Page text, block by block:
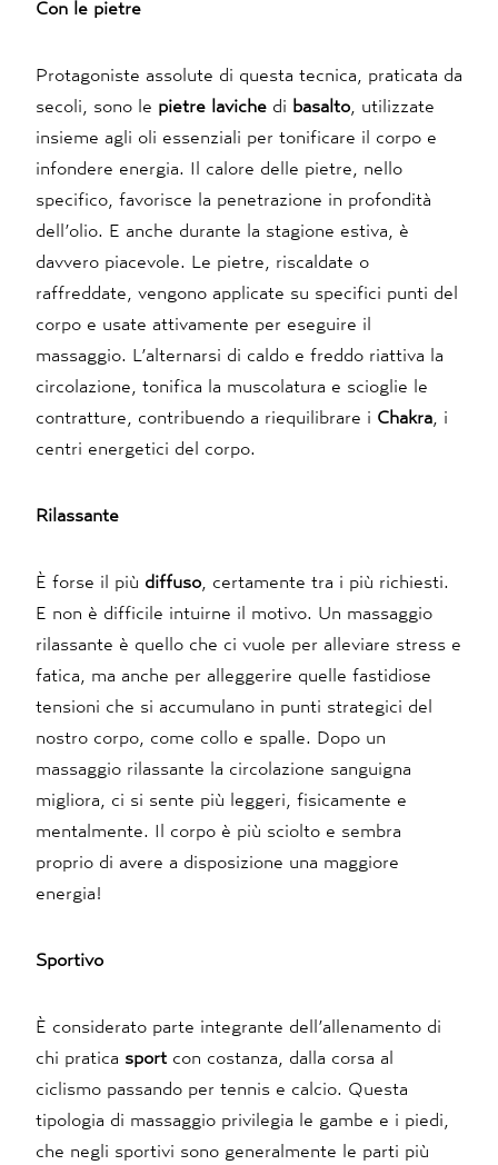
Con le pietre
Protagoniste assolute di questa tecnica, praticata da
secoli, sono le pietre laviche di basalto , utilizzate
insieme agli oli essenziali per tonificare il corpo e
infondere energia. Il calore delle pietre, nello
specifico, favorisce la penetrazione in profondità
dell’olio. E anche durante la stagione estiva, è
davvero piacevole. Le pietre, riscaldate o
raffreddate, vengono applicate su specifici punti del
corpo e usate attivamente per eseguire il
massaggio. L’alternarsi di caldo e freddo riattiva la
circolazione, tonifica la muscolatura e scioglie le
contratture, contribuendo a riequilibrare i Chakra , i
centri energetici del corpo.
Rilassante
È forse il più diffuso , certamente tra i più richiesti.
E non è difficile intuirne il motivo. Un massaggio
rilassante è quello che ci vuole per alleviare stress e
fatica, ma anche per alleggerire quelle fastidiose
tensioni che si accumulano in punti strategici del
nostro corpo, come collo e spalle. Dopo un
massaggio rilassante la circolazione sanguigna
migliora, ci si sente più leggeri, fisicamente e
mentalmente. Il corpo è più sciolto e sembra
proprio di avere a disposizione una maggiore
energia!
Sportivo
È considerato parte integrante dell’allenamento di
chi pratica sport con costanza, dalla corsa al
ciclismo passando per tennis e calcio. Questa
tipologia di massaggio privilegia le gambe e i piedi,
che negli sportivi sono generalmente le parti più